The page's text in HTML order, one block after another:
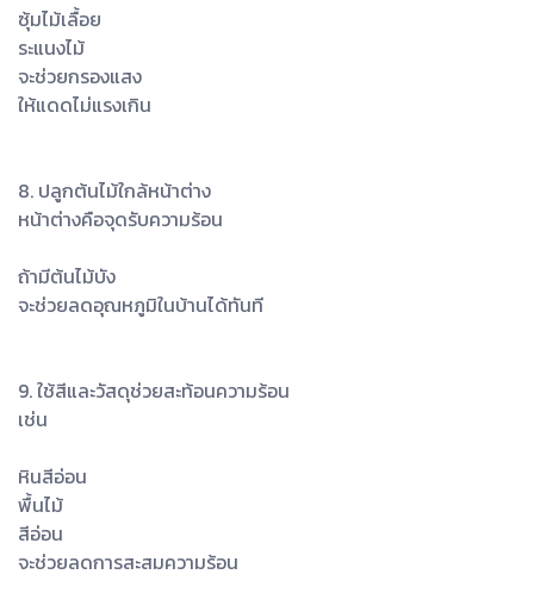
ซุ้มไม้เลื้อย
ระแนงไม้
จะช่วยกรองแสง
ให้แดดไม่แรงเกิน
8. ปลูกต้นไม้ใกล้หน้าต่าง
หน้าต่างคือจุดรับความร้อน
ถ้ามีต้นไม้บัง
จะช่วยลดอุณหภูมิในบ้านได้ทันที
9. ใช้สีและวัสดุช่วยสะท้อนความร้อน
เช่น
หินสีอ่อน
พื้นไม้
สีอ่อน
จะช่วยลดการสะสมความร้อน